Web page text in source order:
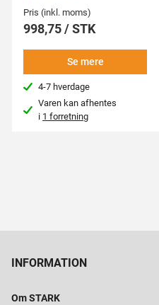
Pris (inkl. moms)
998,75 / STK
Se mere
4-7 hverdage
Varen kan afhentes
i 1 forretning
INFORMATION
Om STARK